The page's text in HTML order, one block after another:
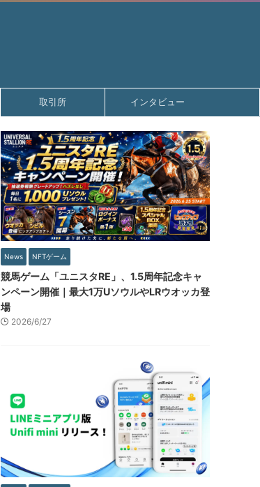
取引所 インタビュー
News NFTゲーム
競馬ゲーム「ユニスタRE」、1.5周年記念キャ
ンペーン開催｜最大1万UソウルやLRウオッカ登
場
2026/6/27